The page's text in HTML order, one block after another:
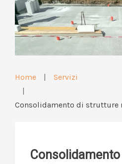
Home Servizi
Consolidamento di strutture